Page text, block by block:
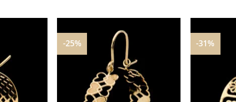
-25% -31%